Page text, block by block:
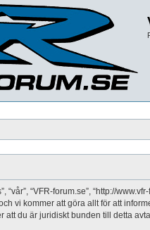
“vår”, “VFR-forum.se”, “http://
vi kommer att göra allt för att
att du är juridiskt bunden till detta